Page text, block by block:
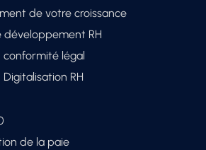
de votre croissance
développement RH
conformité légal
RH
de la paie